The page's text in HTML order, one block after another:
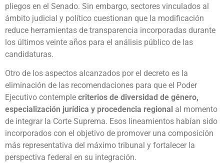
pliegos en el Senado. Sin embargo, sectores vinculados al
ámbito judicial y político cuestionan que la modificación
reduce herramientas de transparencia incorporadas durante
los últimos veinte años para el análisis público de las
candidaturas.
Otro de los aspectos alcanzados por el decreto es la
eliminación de las recomendaciones para que el Poder
Ejecutivo contemple criterios de diversidad de género,
especialización jurídica y procedencia regional al momento
de integrar la Corte Suprema. Esos lineamientos habían sido
incorporados con el objetivo de promover una composición
más representativa del máximo tribunal y fortalecer la
perspectiva federal en su integración.